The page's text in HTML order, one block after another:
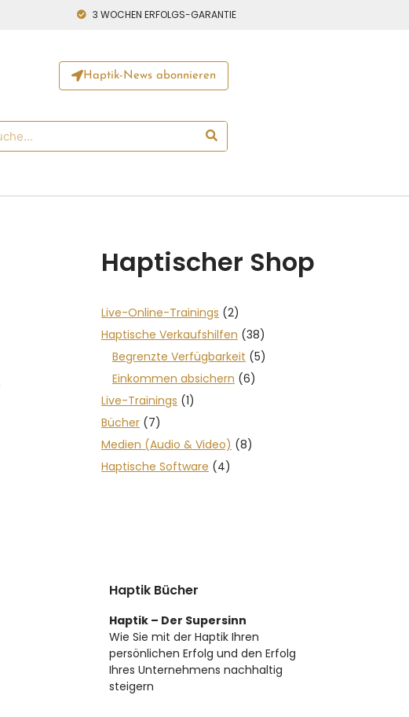
3 WOCHEN ERFOLGS-GARANTIE
Haptik-News abonnieren
Haptischer Shop
Live-Online-Trainings (2)
Haptische Verkaufshilfen (38)
Begrenzte Verfügbarkeit (5)
Einkommen absichern (6)
Live-Trainings (1)
Bücher (7)
Medien (Audio & Video) (8)
Haptische Software (4)
Haptik Bücher
Haptik – Der Supersinn
Wie Sie mit der Haptik Ihren
persönlichen Erfolg und den Erfolg
Ihres Unternehmens nachhaltig
steigern